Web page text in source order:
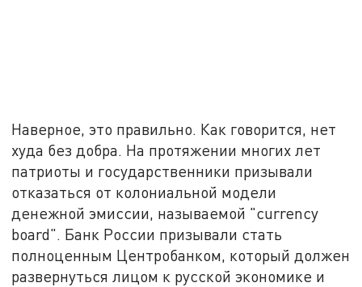
Наверное, это правильно. Как говорится, нет
худа без добра. На протяжении многих лет
патриоты и государственники призывали
отказаться от колониальной модели
денежной эмиссии, называемой "currency
board". Банк России призывали стать
полноценным Центробанком, который должен
развернуться лицом к русской экономике и